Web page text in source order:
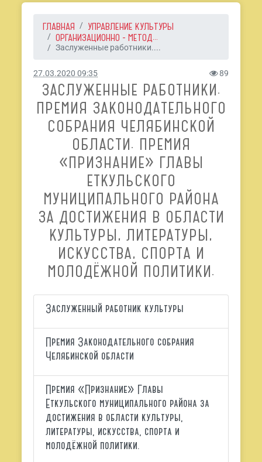
ГЛАВНАЯ
УПРАВЛЕНИЕ КУЛЬТУРЫ
ОРГАНИЗАЦИОННО - МЕТОД...
Заслуженные работники....
27.03.2020 09:35 89
ЗАСЛУЖЕННЫЕ РАБОТНИКИ.
ПРЕМИЯ ЗАКОНОДАТЕЛЬНОГО
СОБРАНИЯ ЧЕЛЯБИНСКОЙ
ОБЛАСТИ. ПРЕМИЯ
«ПРИЗНАНИЕ» ГЛАВЫ
ЕТКУЛЬСКОГО
МУНИЦИПАЛЬНОГО РАЙОНА
ЗА ДОСТИЖЕНИЯ В ОБЛАСТИ
КУЛЬТУРЫ, ЛИТЕРАТУРЫ,
ИСКУССТВА, СПОРТА И
МОЛОДЁЖНОЙ ПОЛИТИКИ.
Заслуженный работник культуры
Премия Законодательного собрания
Челябинской области
Премия «Признание» Главы
Еткульского муниципального района за
достижения в области культуры,
литературы, искусства, спорта и
молодёжной политики.